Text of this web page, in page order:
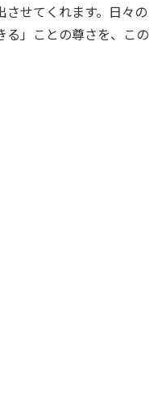
させてくれます。日々の
る」ことの尊さを、この